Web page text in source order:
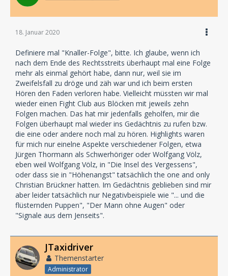
18. Januar 2020
Definiere mal "Knaller-Folge", bitte. Ich glaube, wenn ich
nach dem Ende des Rechtsstreits überhaupt mal eine Folge
mehr als einmal gehört habe, dann nur, weil sie im
Zweifelsfall zu dröge und zäh war und ich beim ersten
Hören den Faden verloren habe. Vielleicht müssten wir mal
wieder einen Fight Club aus Blöcken mit jeweils zehn
Folgen machen. Das hat mir jedenfalls geholfen, mir die
Folgen überhaupt mal wieder ins Gedächtnis zu rufen bzw.
die eine oder andere noch mal zu hören. Highlights waren
für mich nur einelne Aspekte verschiedener Folgen, etwa
Jürgen Thormann als Schwerhöriger oder Wolfgang Völz,
eben weil Wolfgang Völz, in "Die Insel des Vergessens",
oder dass sie in "Höhenangst" tatsächlich the one and only
Christian Brückner hatten. Im Gedächtnis geblieben sind mir
aber leider tatsächlich nur Negativbeispiele wie "... und die
flüsternden Puppen", "Der Mann ohne Augen" oder
"Signale aus dem Jenseits".
JTaxidriver
Themenstarter
Administrator